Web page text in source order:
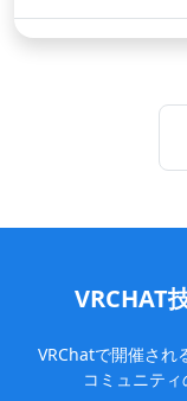
VRCHAT
VRChatで開催され
コミュニテ